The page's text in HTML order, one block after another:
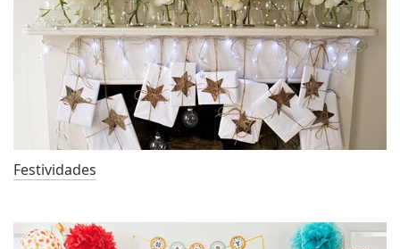
Festividades